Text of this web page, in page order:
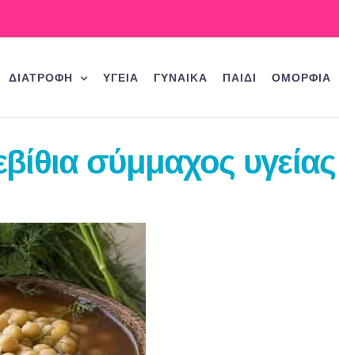
ΔΙΑΤΡΟΦΗ ΥΓΕΙΑ ΓΥΝΑΙΚΑ ΠΑΙΔΙ ΟΜΟΡΦΙΑ
σύμμαχος